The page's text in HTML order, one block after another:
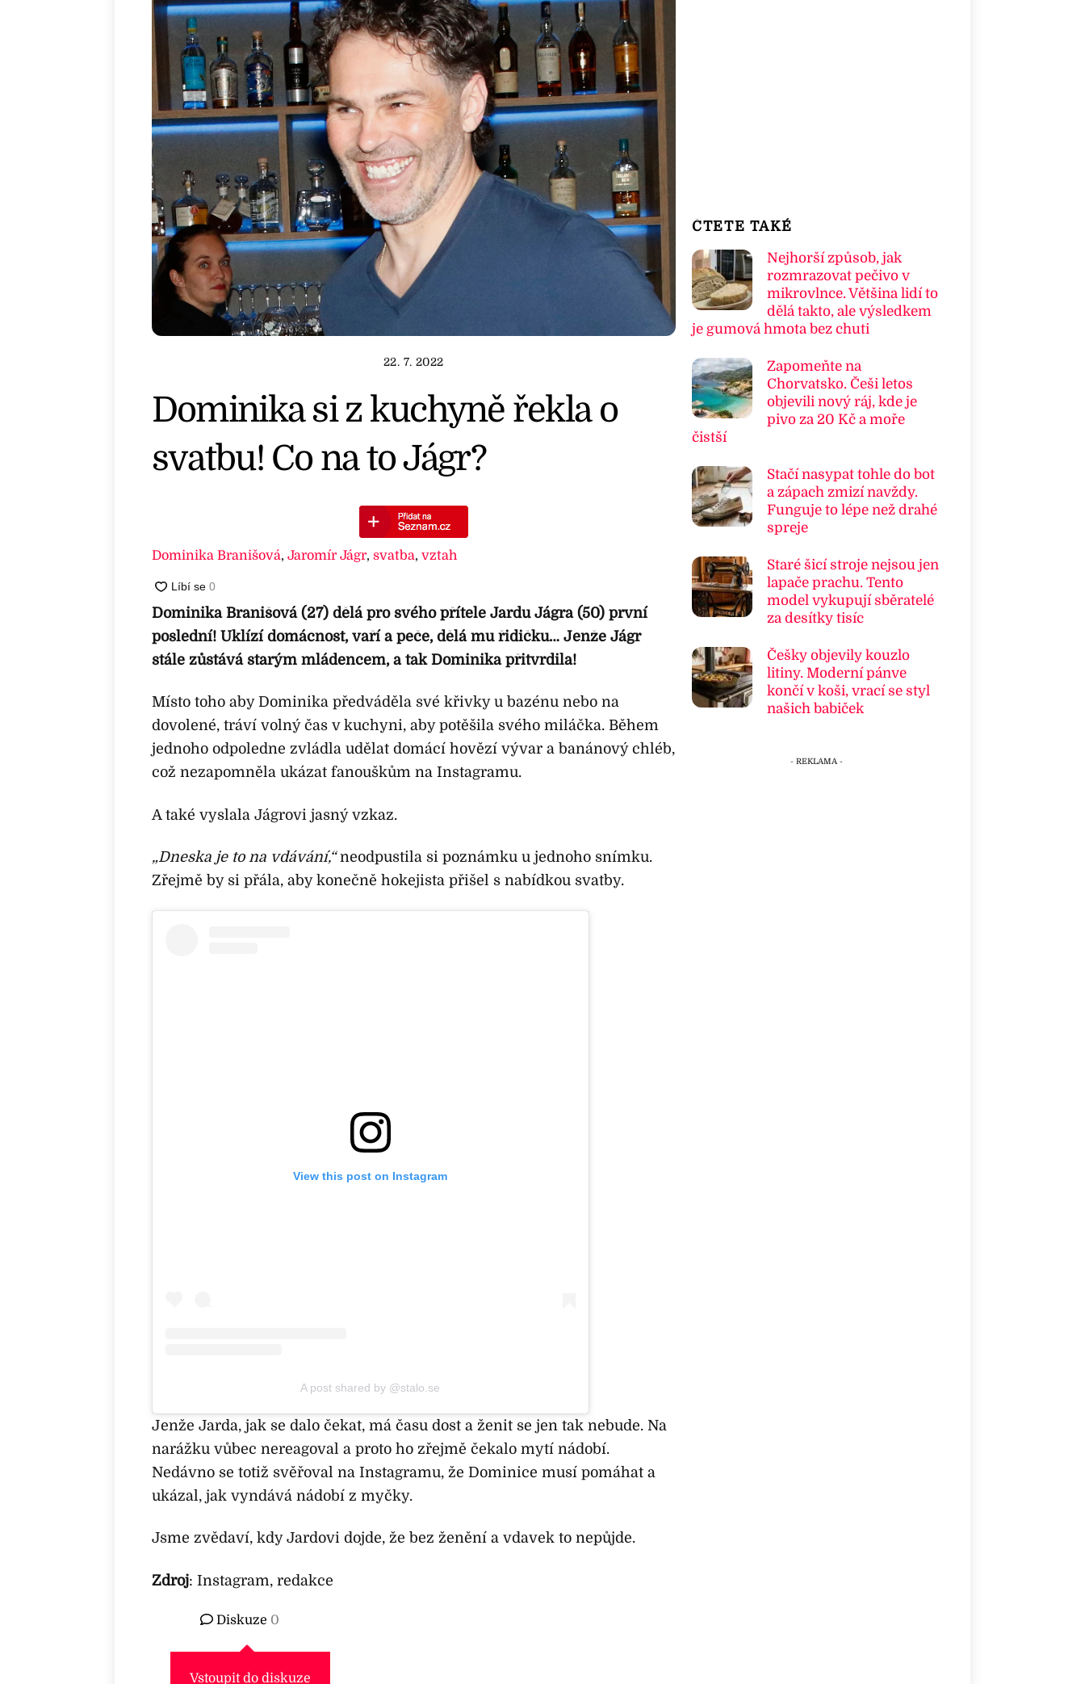
22. 7. 2022
Dominika si z kuchyně řekla o
svatbu! Co na to Jágr?
Dominika Branišová, Jaromír Jágr, svatba, vztah
Dominika Branišová (27) dělá pro svého přítele Jardu Jágra (50) první
poslední! Uklízí domácnost, vaří a peče, dělá mu řidičku… Jenže Jágr
stále zůstává starým mládencem, a tak Dominika přitvrdila!
Místo toho aby Dominika předváděla své křivky u bazénu nebo na
dovolené, tráví volný čas v kuchyni, aby potěšila svého miláčka. Během
jednoho odpoledne zvládla udělat domácí hovězí vývar a banánový chléb,
což nezapomněla ukázat fanouškům na Instagramu.
A také vyslala Jágrovi jasný vzkaz.
„Dneska je to na vdávání,“neodpustila si poznámku u jednoho snímku.
Zřejmě by si přála, aby konečně hokejista přišel s nabídkou svatby.
View this post on Instagram
A post shared by @stalo.se
Jenže Jarda, jak se dalo čekat, má času dost a ženit se jen tak nebude. Na
narážku vůbec nereagoval a proto ho zřejmě čekalo mytí nádobí.
Nedávno se totiž svěřoval na Instagramu, že Dominice musí pomáhat a
ukázal, jak vyndává nádobí z myčky.
Jsme zvědaví, kdy Jardovi dojde, že bez ženění a vdavek to nepůjde.
Zdroj: Instagram, redakce
Diskuze 0
Vstoupit do diskuze
ČTETE TAKÉ
Nejhorší způsob, jak
rozmrazovat pečivo v
mikrovlnce. Většina lidí to
dělá takto, ale výsledkem
je gumová hmota bez chuti
Zapomeňte na
Chorvatsko. Češi letos
objevili nový ráj, kde je
pivo za 20 Kč a moře
čistší
Stačí nasypat tohle do bot
a zápach zmizí navždy.
Funguje to lépe než drahé
spreje
Staré šicí stroje nejsou jen
lapače prachu. Tento
model vykupují sběratelé
za desítky tisíc
Češky objevily kouzlo
litiny. Moderní pánve
končí v koši, vrací se styl
našich babiček